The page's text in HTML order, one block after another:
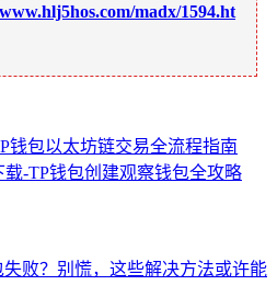
madx/1594.ht
钱包以太坊链交易全流程指南
载-TP钱包创建观察钱包全攻略
失败？别慌，这些解决方法或许能